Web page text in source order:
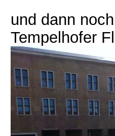
und dann
Tempelhofer